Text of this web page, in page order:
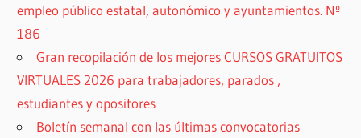
empleo público estatal, autonómico y ayuntamientos. Nº
186
Gran recopilación de los mejores CURSOS GRATUITOS
VIRTUALES 2026 para trabajadores, parados ,
estudiantes y opositores
Boletín semanal con las últimas convocatorias